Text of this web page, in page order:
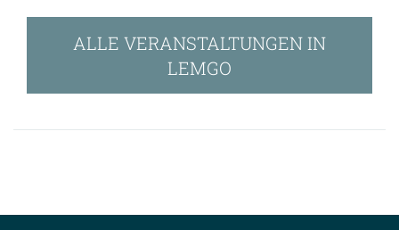
ALLE VERANSTALTUNGEN IN
LEMGO